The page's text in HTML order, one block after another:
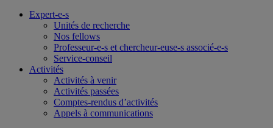
Expert-e-s
Unités de recherche
Nos fellows
Professeur-e-s et chercheur-euse-s associé-e-s
Service-conseil
Activités
Activités à venir
Activités passées
Comptes-rendus d’activités
Appels à communications